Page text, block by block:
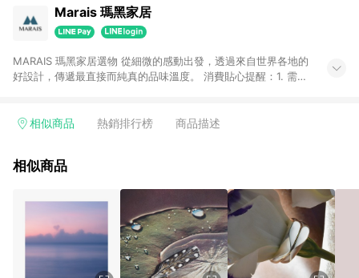
Marais 瑪黑家居
MARAIS 瑪黑家居選物 從細微的感動出發，透過來自世界各地的
好設計，傳遞最直接而純真的品味溫度。 消費貼心提醒：1. 需透
APP下單，將不符合贈點資格。 3. 點數將於出貨後60天前後發
相似商品 熱銷排行榜 商品描述
相似商品